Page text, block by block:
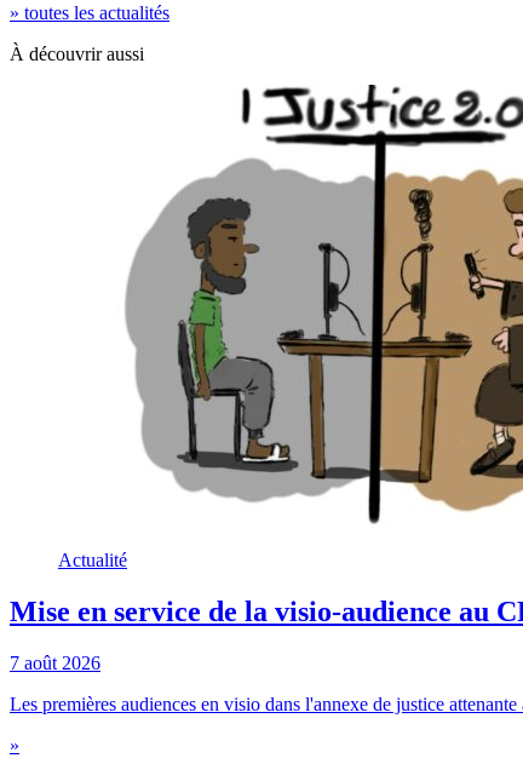
» toutes les actualités
À découvrir aussi
Actualité
Mise en service de la visio-audience au
7 août 2026
Les premières audiences en visio dans l'annexe de justice
»